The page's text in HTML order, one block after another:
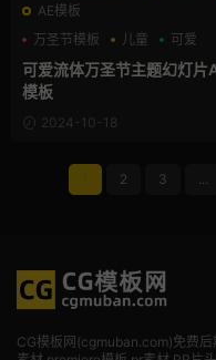
AE模板
万圣节模板
儿童 可爱
可爱流体万圣节主题幻灯片
模板
2024-10-18
1 2 3 ...
CG模板网(cgmuban.com)免费